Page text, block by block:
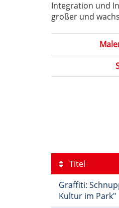
Integration und
großer und
Titel
Graffiti:
Kultur im Park"